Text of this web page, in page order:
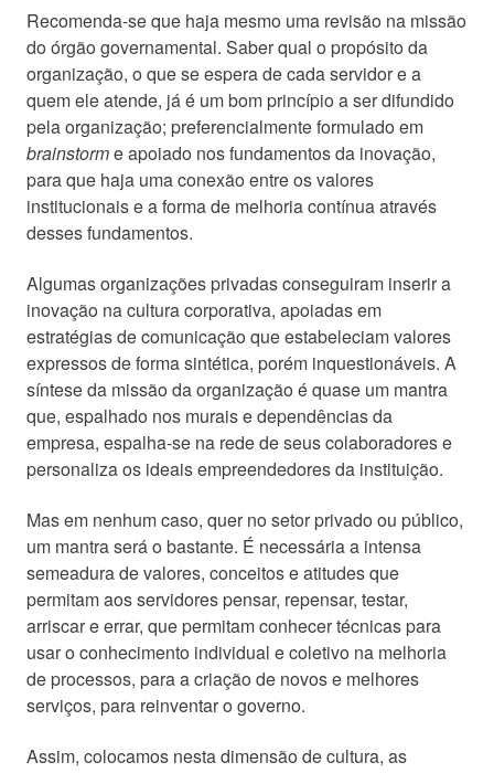
Recomenda-se que haja mesmo uma revisão na missão
do órgão governamental. Saber qual o propósito da
organização, o que se espera de cada servidor e a
quem ele atende, já é um bom princípio a ser difundido
pela organização; preferencialmente formulado em
brainstorme apoiado nos fundamentos da inovação,
para que haja uma conexão entre os valores
institucionais e a forma de melhoria contínua através
desses fundamentos.
Algumas organizações privadas conseguiram inserir a
inovação na cultura corporativa, apoiadas em
estratégias de comunicação que estabeleciam valores
expressos de forma sintética, porém inquestionáveis. A
síntese da missão da organização é quase um mantra
que, espalhado nos murais e dependências da
empresa, espalha-se na rede de seus colaboradores e
personaliza os ideais empreendedores da instituição.
Mas em nenhum caso, quer no setor privado ou público,
um mantra será o bastante. É necessária a intensa
semeadura de valores, conceitos e atitudes que
permitam aos servidores pensar, repensar, testar,
arriscar e errar, que permitam conhecer técnicas para
usar o conhecimento individual e coletivo na melhoria
de processos, para a criação de novos e melhores
serviços, para reinventar o governo.
Assim, colocamos nesta dimensão de cultura, as